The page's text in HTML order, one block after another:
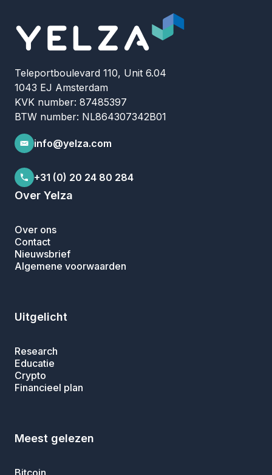
Teleportboulevard 110, Unit 6.04
1043 EJ Amsterdam
KVK number: 87485397
BTW number: NL864307342B01
info@yelza.com
+31 (0) 20 24 80 284
Over Yelza
Over ons
Contact
Nieuwsbrief
Algemene voorwaarden
Uitgelicht
Research
Educatie
Crypto
Financieel plan
Meest gelezen
Bitcoin